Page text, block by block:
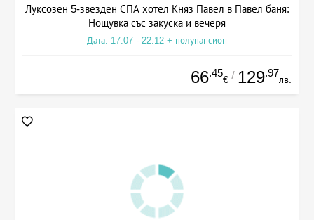
Луксозен 5-звезден СПА хотел Княз Павел в Павел баня:
Нощувка със закуска и вечеря
Дата: 17.07 - 22.12 + полупансион
66.45
€ / 129.97
лв.